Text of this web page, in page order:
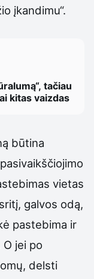
įkandimu“.
tačiau
kitas vaizdas
būtina
vietas
galvos odą,
pastebima ir
jei po
delsti